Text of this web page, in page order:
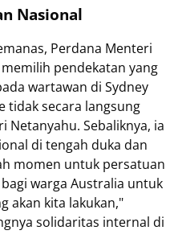
Nasional
Perdana Menteri
pendekatan yang
wartawan di Sydney
tidak secara langsung
Netanyahu. Sebaliknya, ia
di tengah duka dan
momen untuk persatuan
warga Australia untuk
akan kita lakukan,"
solidaritas internal di